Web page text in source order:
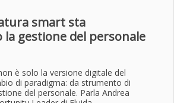
smart sta
gestione del personale
è solo la versione digitale del
di paradigma: da strumento di
del personale. Parla Andrea